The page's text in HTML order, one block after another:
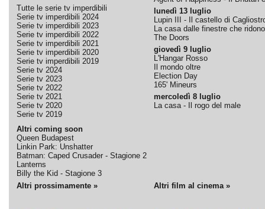
Tutte le serie tv imperdibili
Serie tv imperdibili 2024
Serie tv imperdibili 2023
Serie tv imperdibili 2022
Serie tv imperdibili 2021
Serie tv imperdibili 2020
Serie tv imperdibili 2019
Serie tv 2024
Serie tv 2023
Serie tv 2022
Serie tv 2021
Serie tv 2020
Serie tv 2019
Altri coming soon
Queen Budapest
Linkin Park: Unshatter
Batman: Caped Crusader - Stagione 2
Lanterns
Billy the Kid - Stagione 3
lunedì 13 luglio
Lupin III - Il castello di
La casa dalle finestre che ridono
The Doors
giovedì 9 luglio
L'Hangar Rosso
Il mondo oltre
Election Day
165' Mineurs
mercoledì 8 luglio
La casa - Il rogo del male
Altri prossimamente » Altri film al cinema »